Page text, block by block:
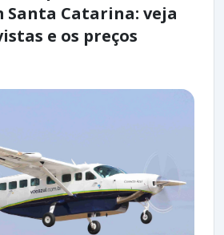
Santa Catarina: veja
e os preços